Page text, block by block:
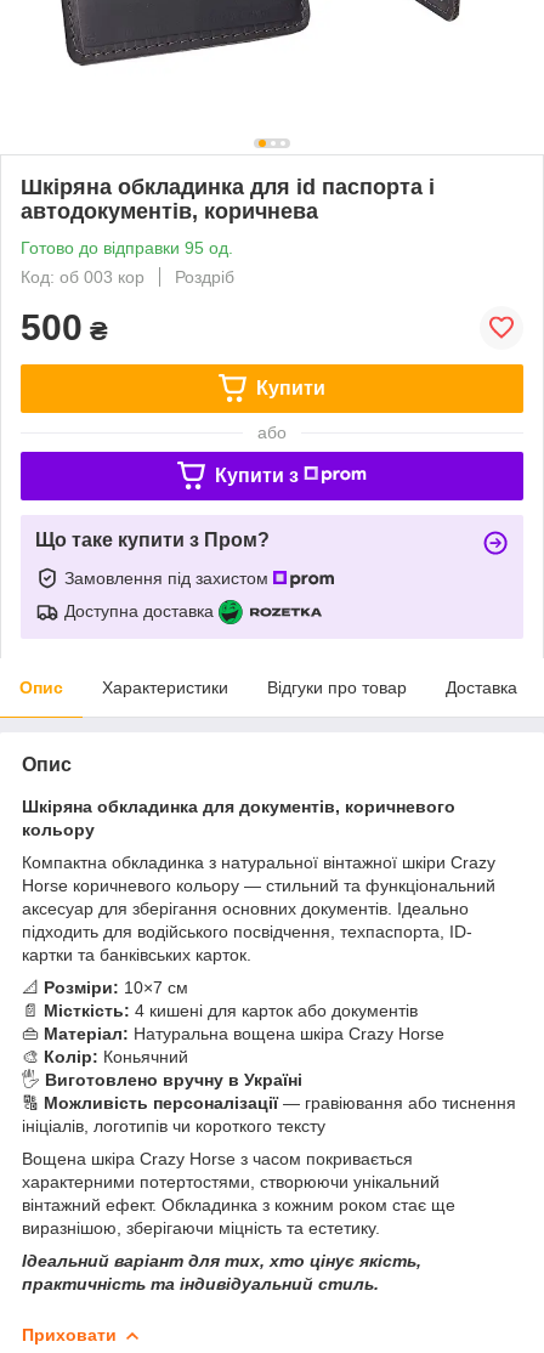
Шкіряна обкладинка для id паспорта і
автодокументів, коричнева
Готово до відправки 95 од.
Код: об 003 кор
Роздріб
500 ₴
Купити
або
Купити з
Що таке купити з Пром?
Замовлення під захистом
Доступна доставка
Опис Характеристики Відгуки про товар Доставка
Опис
Шкіряна обкладинка для документів, коричневого
кольору
Компактна обкладинка з натуральної вінтажної шкіри Crazy
Horse коричневого кольору — стильний та функціональний
аксесуар для зберігання основних документів. Ідеально
підходить для водійського посвідчення, техпаспорта, ID-
картки та банківських карток.
📐 Розміри: 10×7 см
📄 Місткість: 4 кишені для карток або документів
👜 Матеріал: Натуральна вощена шкіра Crazy Horse
🎨 Колір: Коньячний
🖐 Виготовлено вручну в Україні
🔠 Можливість персоналізації— гравіювання або тиснення
ініціалів, логотипів чи короткого тексту
Вощена шкіра Crazy Horse з часом покривається
характерними потертостями, створюючи унікальний
вінтажний ефект. Обкладинка з кожним роком стає ще
виразнішою, зберігаючи міцність та естетику.
Ідеальний варіант для тих, хто цінує якість,
практичність та індивідуальний стиль.
Приховати